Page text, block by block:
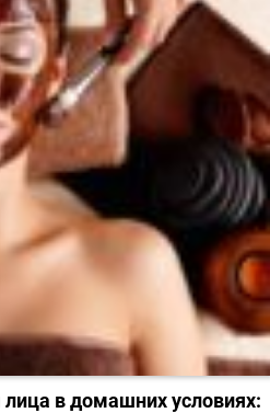
в домашних условиях: